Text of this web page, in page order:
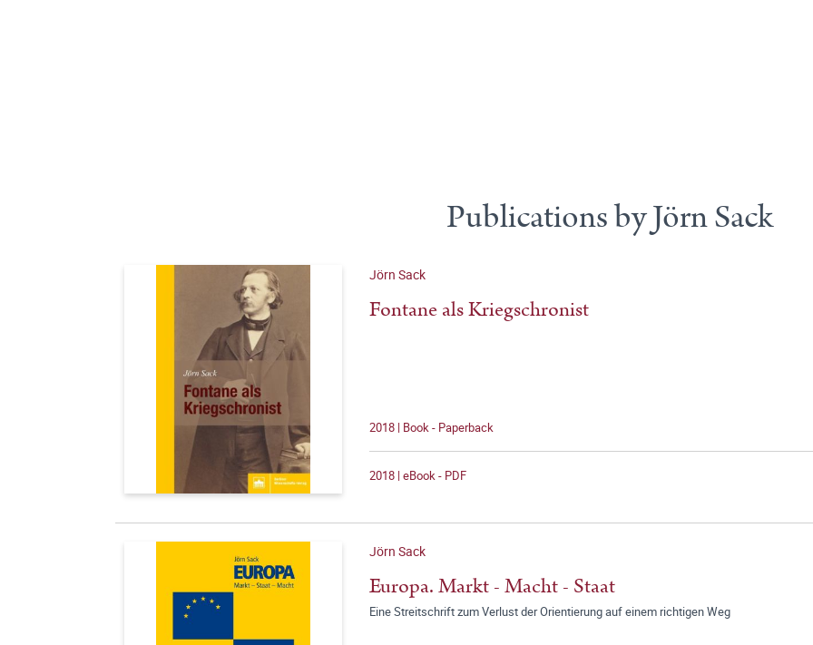
Publications by Jörn Sack
Jörn Sack
Fontane als Kriegschronist
2018 | Book - Paperback
2018 | eBook - PDF
Jörn Sack
Europa. Markt - Macht - Staat
Eine Streitschrift zum Verlust der Orientierung auf einem richtigen Weg